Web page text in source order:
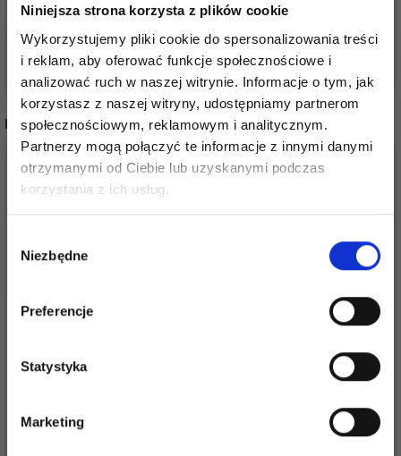
Niniejsza strona korzysta z plików cookie
Wykorzystujemy pliki cookie do spersonalizowania treści
i reklam, aby oferować funkcje społecznościowe i
analizować ruch w naszej witrynie. Informacje o tym, jak
korzystasz z naszej witryny, udostępniamy partnerom
społecznościowym, reklamowym i analitycznym.
Partnerzy mogą połączyć te informacje z innymi danymi
otrzymanymi od Ciebie lub uzyskanymi podczas
korzystania z ich usług.
zgody
Niezbędne
Preferencje
Statystyka
Marketing
4,75 zł 5,95 zł
Dodaj do koszyka
5,60 zł
Dodaj do koszyka
INNI TEŻ WIDZIELI
ALPACA SILK
Oszczędź nawet do 50%
miłośników włóczek i uzyskaj wyłączny
dostęp do inspirujących wzorów na druty i